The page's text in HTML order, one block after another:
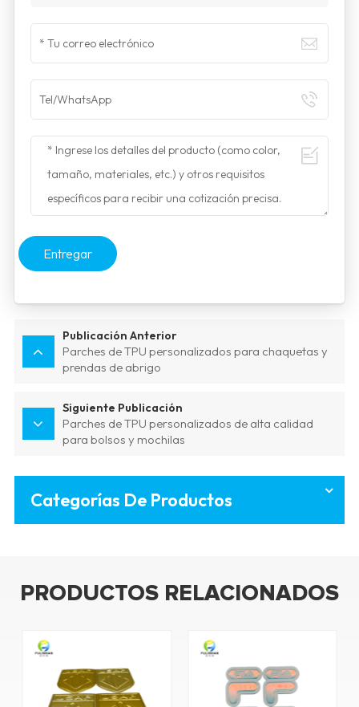
Entregar
Publicación Anterior
Parches de TPU personalizados para chaquetas y
prendas de abrigo
Siguiente Publicación
Parches de TPU personalizados de alta calidad
para bolsos y mochilas
Categorías De Productos
PRODUCTOS RELACIONADOS